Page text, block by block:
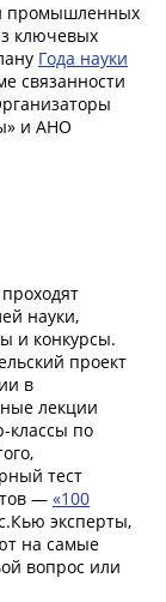
промышленных
ключевых
Года науки
связанности
и АНО
науки,
и конкурсы.
проект
в
лекции
классы по
тест
— «100
эксперты,
на самые
вопрос или